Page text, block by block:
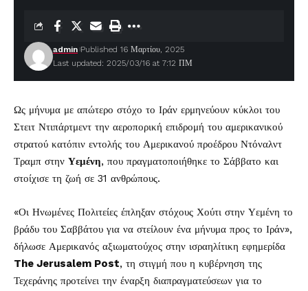
Last updated: 2025/03/16 at 7:12 ΠΜ
admin Published 16 Μαρτίου, 2025
Ως μήνυμα με απώτερο στόχο το Ιράν ερμηνεύουν κύκλοι του
Στειτ Ντιπάρτμεντ την αεροπορική επιδρομή του αμερικανικού
στρατού κατόπιν εντολής του Αμερικανού προέδρου Ντόναλντ
Τραμπ στην Υεμένη, που πραγματοποιήθηκε το Σάββατο και
στοίχισε τη ζωή σε 31 ανθρώπους.
«Οι Ηνωμένες Πολιτείες έπληξαν στόχους Χούτι στην Υεμένη το
βράδυ του Σαββάτου για να στείλουν ένα μήνυμα προς το Ιράν»,
δήλωσε Αμερικανός αξιωματούχος στην ισραηλίτικη εφημερίδα
The Jerusalem Post, τη στιγμή που η κυβέρνηση της
Τεχεράνης προτείνει την έναρξη διαπραγματεύσεων για το